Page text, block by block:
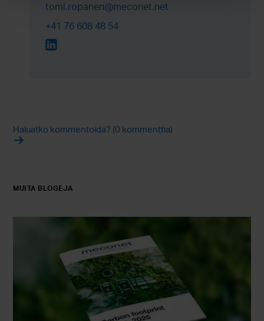
tomi.ropanen@meconet.net
+41 76 608 48 54
Haluatko kommentoida? (0 kommenttia)
MUITA BLOGEJA